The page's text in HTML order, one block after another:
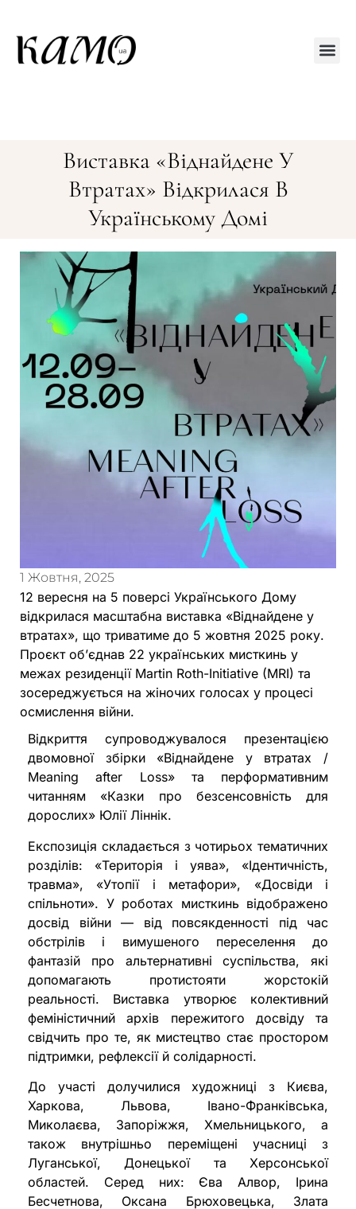
Виставка «Віднайдене У
Втратах» Відкрилася В
Українському Домі
1 Жовтня, 2025
12 вересня на 5 поверсі Українського Дому
відкрилася масштабна виставка «Віднайдене у
втратах», що триватиме до 5 жовтня 2025 року.
Проєкт об’єднав 22 українських мисткинь у
межах резиденції Martin Roth-Initiative (MRI) та
зосереджується на жіночих голосах у процесі
осмислення війни.
Відкриття супроводжувалося презентацією
двомовної збірки «Віднайдене у втратах /
Meaning after Loss» та перформативним
читанням «Казки про безсенсовність для
дорослих» Юлії Ліннік.
Експозиція складається з чотирьох тематичних
розділів: «Територія і уява», «Ідентичність,
травма», «Утопії і метафори», «Досвіди і
спільноти». У роботах мисткинь відображено
досвід війни — від повсякденності під час
обстрілів і вимушеного переселення до
фантазій про альтернативні суспільства, які
допомагають протистояти жорстокій
реальності. Виставка утворює колективний
феміністичний архів пережитого досвіду та
свідчить про те, як мистецтво стає простором
підтримки, рефлексії й солідарності.
До участі долучилися художниці з Києва,
Харкова, Львова, Івано-Франківська,
Миколаєва, Запоріжжя, Хмельницького, а
також внутрішньо переміщені учасниці з
Луганської, Донецької та Херсонської
областей. Серед них: Єва Алвор, Ірина
Бесчетнова, Оксана Брюховецька, Злата